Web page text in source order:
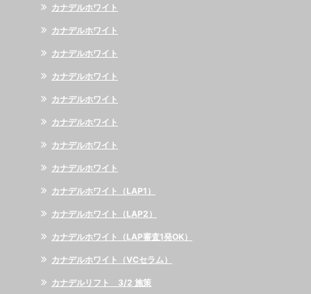
カナデルホワイト
カナデルホワイト
カナデルホワイト
カナデルホワイト
カナデルホワイト
カナデルホワイト
カナデルホワイト
カナデルホワイト
カナデルホワイト（LAP1）
カナデルホワイト（LAP2）
カナデルホワイト（LAP審査1発OK）
カナデルホワイト（VCセラム）
カナデルリフト 3/2 施策